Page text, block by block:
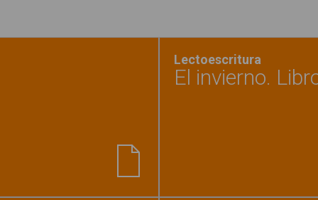
Lectoescritura
El invierno.